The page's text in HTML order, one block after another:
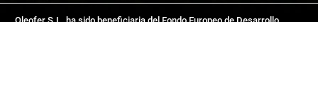
Oleofer S.L. ha sido beneficiaria del Fondo Europeo de Desarrollo